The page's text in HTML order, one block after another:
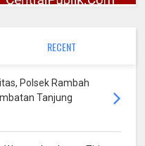
RECENT
Polsek Rambah
Tanjung